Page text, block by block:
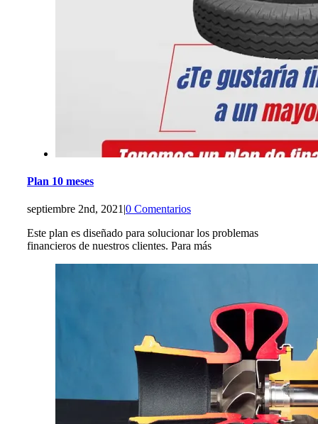
Plan 10 meses
septiembre 2nd, 2021 |0 Comentarios
Este plan es diseñado para solucionar los problemas
financieros de nuestros clientes. Para más